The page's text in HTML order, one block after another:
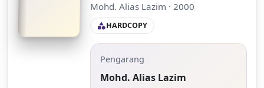
Mohd. Alias Lazim · 2000
categoryHARDCOPY
Pengarang
Mohd. Alias Lazim